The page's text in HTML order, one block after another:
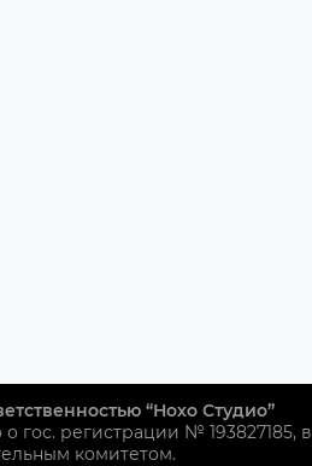
“Нохо Студио”
гос. регистрации № 193827185,
комитетом.